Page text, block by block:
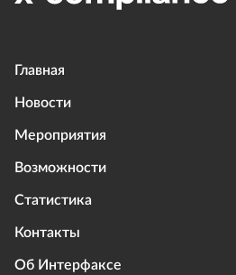
Главная
Новости
Мероприятия
Возможности
Статистика
Контакты
Об Интерфаксе